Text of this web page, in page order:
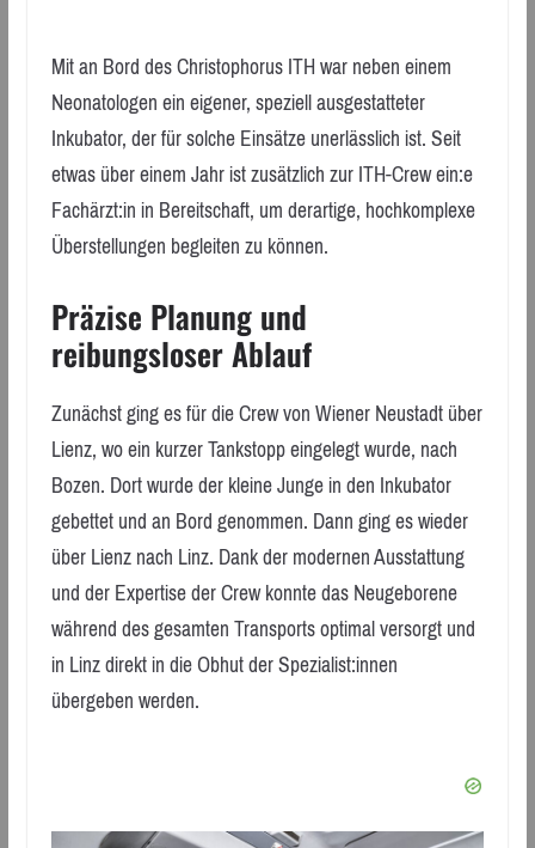
Mit an Bord des Christophorus ITH war neben einem
Neonatologen ein eigener, speziell ausgestatteter
Inkubator, der für solche Einsätze unerlässlich ist. Seit
etwas über einem Jahr ist zusätzlich zur ITH-Crew ein:e
Fachärzt:in in Bereitschaft, um derartige, hochkomplexe
Überstellungen begleiten zu können.
Präzise Planung und
reibungsloser Ablauf
Zunächst ging es für die Crew von Wiener Neustadt über
Lienz, wo ein kurzer Tankstopp eingelegt wurde, nach
Bozen. Dort wurde der kleine Junge in den Inkubator
gebettet und an Bord genommen. Dann ging es wieder
über Lienz nach Linz. Dank der modernen Ausstattung
und der Expertise der Crew konnte das Neugeborene
während des gesamten Transports optimal versorgt und
in Linz direkt in die Obhut der Spezialist:innen
übergeben werden.